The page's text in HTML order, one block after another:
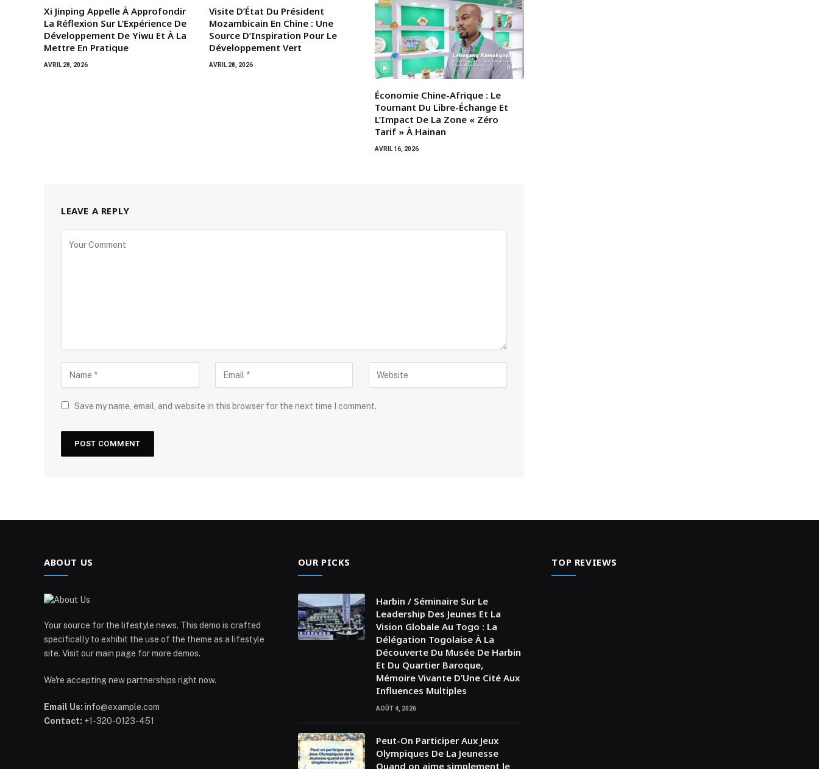
Xi Jinping Appelle À Approfondir
La Réflexion Sur L’Expérience De
Développement De Yiwu Et À La
Mettre En Pratique
AVRIL 28, 2026
Visite D’État Du Président
Mozambicain En Chine : Une
Source D’Inspiration Pour Le
Développement Vert
AVRIL 28, 2026
Économie Chine-Afrique : Le
Tournant Du Libre-Échange Et
L’Impact De La Zone « Zéro
Tarif » À Hainan
AVRIL 16, 2026
LEAVE A REPLY
Save my name, email, and website in this browser for the next time I comment.
ABOUT US
Your source for the lifestyle news. This demo is crafted
specifically to exhibit the use of the theme as a lifestyle
site. Visit our main page for more demos.
We're accepting new partnerships right now.
Email Us: info@example.com
Contact: +1-320-0123-451
OUR PICKS
Harbin / Séminaire Sur Le
Leadership Des Jeunes Et La
Vision Globale Au Togo : La
Délégation Togolaise À La
Découverte Du Musée De Harbin
Et Du Quartier Baroque,
Mémoire Vivante D’Une Cité Aux
Influences Multiples
AOÛT 4, 2026
Peut-On Participer Aux Jeux
Olympiques De La Jeunesse
Quand on aime simplement le
TOP REVIEWS